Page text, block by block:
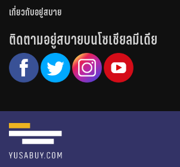
เกี่ยวกับอยู่สบาย
ติดตามอยู่สบายบนโซเชียลมีเดีย